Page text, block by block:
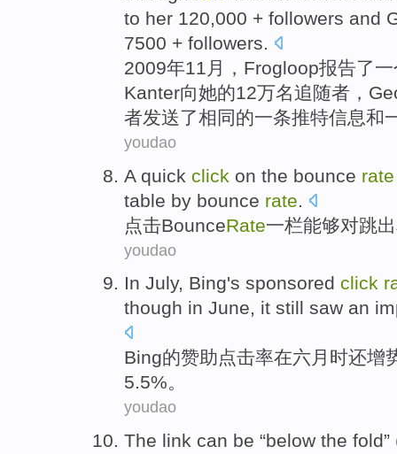
to her 120,000 + followers and
7500 + followers.
2009年11月 ， Frogloop报告了一
Kanter向她的12万名追随者 ，
者发送了相同的一条推特信息和
youdao
A quick click on the bounce rate
table by bounce rate
点击BounceRate一栏能够对跳出
youdao
In July, Bing's sponsored click
though in June, it still saw an
Bing的赞助点击率在六月 时还增
5.5%。
youdao
The link can be “below the fold”